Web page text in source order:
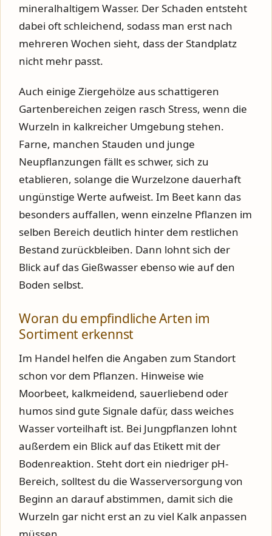
mineralhaltigem Wasser. Der Schaden entsteht
dabei oft schleichend, sodass man erst nach
mehreren Wochen sieht, dass der Standplatz
nicht mehr passt.
Auch einige Ziergehölze aus schattigeren
Gartenbereichen zeigen rasch Stress, wenn die
Wurzeln in kalkreicher Umgebung stehen.
Farne, manchen Stauden und junge
Neupflanzungen fällt es schwer, sich zu
etablieren, solange die Wurzelzone dauerhaft
ungünstige Werte aufweist. Im Beet kann das
besonders auffallen, wenn einzelne Pflanzen im
selben Bereich deutlich hinter dem restlichen
Bestand zurückbleiben. Dann lohnt sich der
Blick auf das Gießwasser ebenso wie auf den
Boden selbst.
Woran du empfindliche Arten im
Sortiment erkennst
Im Handel helfen die Angaben zum Standort
schon vor dem Pflanzen. Hinweise wie
Moorbeet, kalkmeidend, sauerliebend oder
humos sind gute Signale dafür, dass weiches
Wasser vorteilhaft ist. Bei Jungpflanzen lohnt
außerdem ein Blick auf das Etikett mit der
Bodenreaktion. Steht dort ein niedriger pH-
Bereich, solltest du die Wasserversorgung von
Beginn an darauf abstimmen, damit sich die
Wurzeln gar nicht erst an zu viel Kalk anpassen